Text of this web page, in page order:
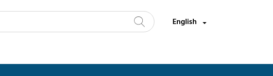
Search
English